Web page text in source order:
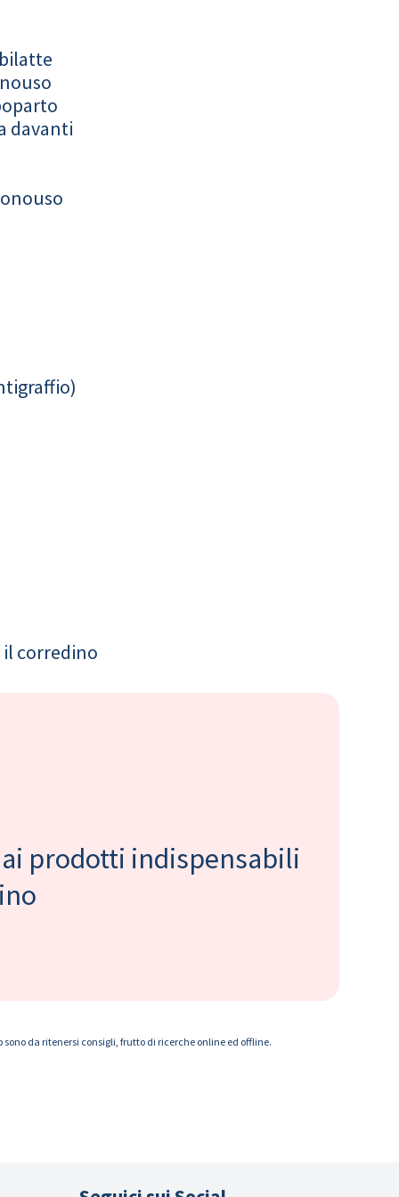
davanti
il corredino
prodotti indispensabili
da ritenersi consigli, frutto di ricerche online ed offline.